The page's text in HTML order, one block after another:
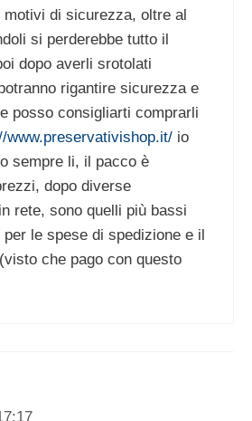
di sicurezza, oltre al
si perderebbe tutto il
dopo averli srotolati
rigantire sicurezza e
posso consigliarti comprarli
www.preservativishop.it/ io
sempre li, il pacco è
dopo diverse
rete, sono quelli più bassi
per le spese di spedizione e il
che pago con questo